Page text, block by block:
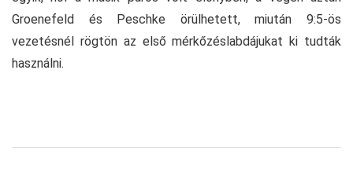
Groenefeld és Peschke örülhetett, miután 9:5-ös
vezetésnél rögtön az első mérkőzéslabdájukat ki tudták
használni.